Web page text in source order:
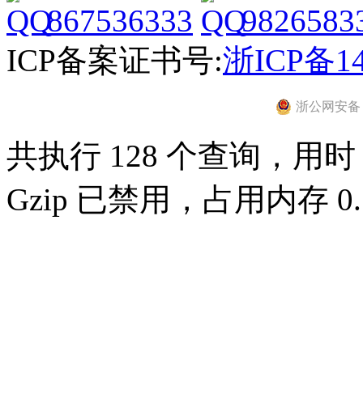
867536333
ICP备案证书号:浙ICP备
浙公网安备
共执行 128 个查询，用
Gzip 已禁用，占用内存